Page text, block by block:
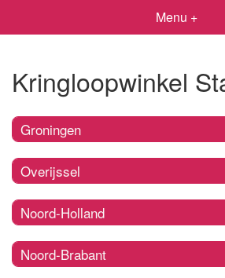
Menu +
Kringloopwinkel
Groningen
Overijssel
Noord-Holland
Noord-Brabant